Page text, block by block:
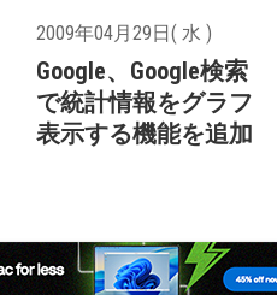
2009年04月29日( 水 )
Google、Google検索
で統計情報をグラフ
表示する機能を追加